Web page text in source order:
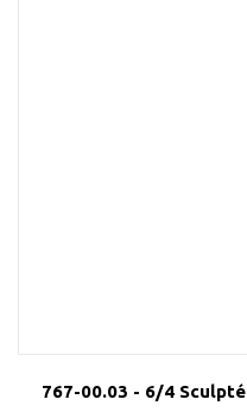
767-00.03 - 6/4 Sculpté